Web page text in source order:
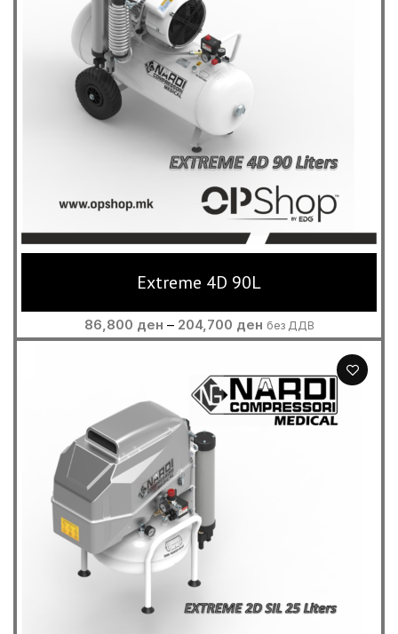
Extreme 4D 90L
86,800 ден – 204,700 денPrice
range:
through
204,700 ден
без ДДВ